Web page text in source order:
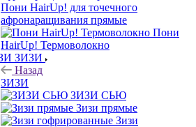
Пони HairUp! для точечного
афронаращивания прямые
Пони
HairUp! Термоволокно
ЗИЗИ
Назад
ЗИЗИ
ЗИЗИ СЬЮ
Зизи прямые
Зизи